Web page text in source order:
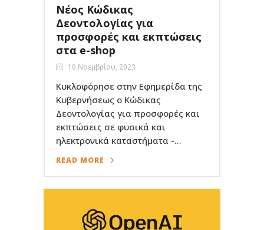
Νέος Κώδικας
Δεοντολογίας για
προσφορές και εκπτώσεις
στα e-shop
10 Νοεμβρίου, 2023
Κυκλοφόρησε στην Εφημερίδα της
Κυβερνήσεως ο Κώδικας
Δεοντολογίας για προσφορές και
εκπτώσεις σε φυσικά και
ηλεκτρονικά καταστήματα -...
READ MORE